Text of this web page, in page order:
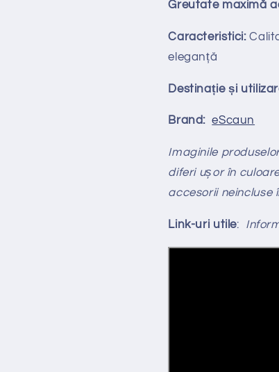
Greutate maximă
Caracteristici:
eleganță
Destinație și
Brand:eScaun
Imaginile
diferi ușor în
accesorii neincluse
Link-uri utile: